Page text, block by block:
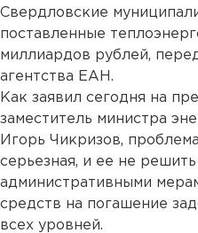
Свердловские
поставленные
миллиардов рублей,
агентства ЕАН.
Как заявил сегодня на
заместитель министра
Игорь Чикризов,
серьезная, и ее не
административными
средств на погашение
всех уровней.